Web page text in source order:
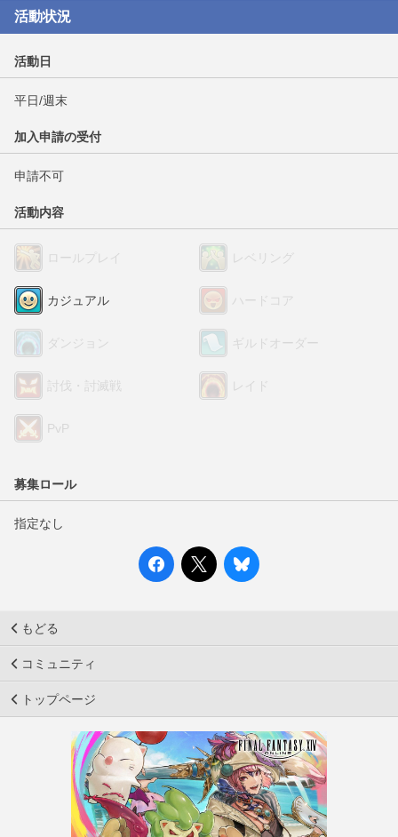
活動状況
活動日
平日/週末
加入申請の受付
申請不可
活動内容
ロールプレイ レベリング
カジュアル ハードコア
ダンジョン ギルドオーダー
討伐・討滅戦 レイド
PvP
募集ロール
指定なし
もどる
コミュニティ
トップページ